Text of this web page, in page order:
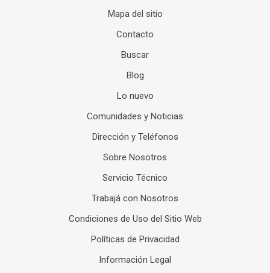
Mapa del sitio
Contacto
Buscar
Blog
Lo nuevo
Comunidades y Noticias
Dirección y Teléfonos
Sobre Nosotros
Servicio Técnico
Trabajá con Nosotros
Condiciones de Uso del Sitio Web
Políticas de Privacidad
Información Legal